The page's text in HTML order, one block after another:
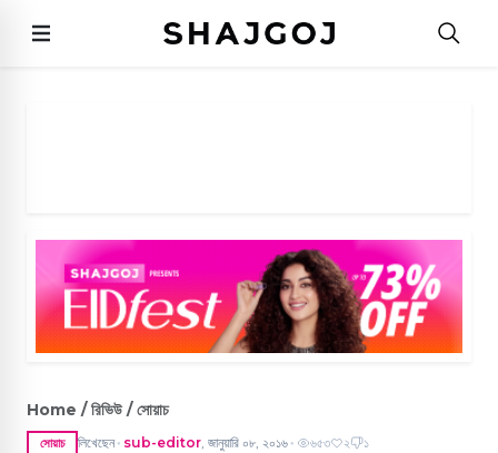
Home / রিভিউ / সোয়াচ
সোয়াচ লিখেছেন ● sub-editor, জানুয়ারি ০৮, ২০১৬ ● ৬৫৩ ২ ১